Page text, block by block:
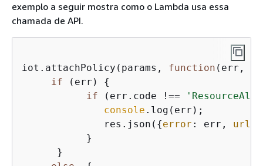
exemplo a seguir mostra como o Lambda usa essa
chamada de API.
iot.attachPolicy(params, function ( err,
if (err) {
if (err.code !==
console .log(err);
              res.json(
{error : err, url
           }
      }